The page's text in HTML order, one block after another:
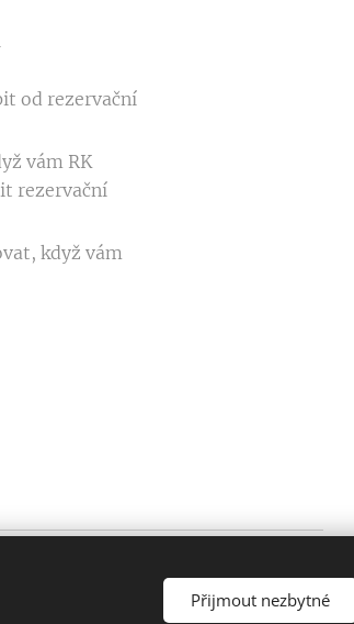
od rezervační
vám RK
rezervační
když vám
777 943 299 Cookies
Přijmout nezbytné